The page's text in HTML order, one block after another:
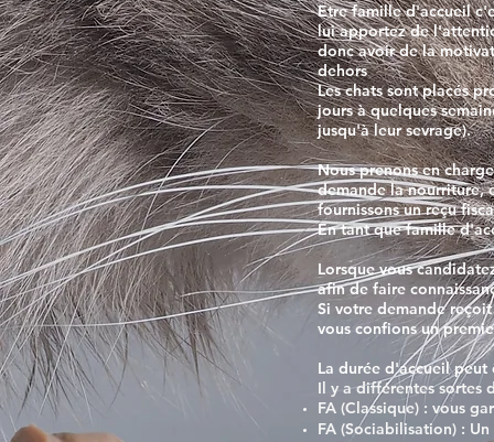
Etre famille d'accueil
lui apportez de
donc avoir de la
dehors
Les chats sont placés
jours à quelques
jusqu'à leur sevrage).
Nous prenons en
demande la nourriture,
fournissons un reçu
En tant que famille
Lorsque vous
afin de faire
Si votre demande
vous confions un
La durée d'accueil peut
Il y a différentes sortes
FA (Classique) : vous
FA (Sociabilisation) :